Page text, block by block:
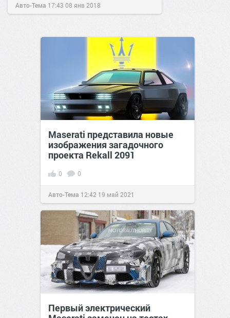
Авто-Тема 17:43 08 янв 2018
Maserati представила новые
изображения загадочного
проекта Rekall 2091
0 0
Авто-Тема 12:42 19 май 2021
Первый электрический